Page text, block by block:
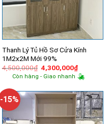
Thanh Lý Tủ Hồ Sơ Cửa Kính
1M2x2M Mới 99%
4,500,000₫ Giá
gốc
là:
4,300,000₫Giá
hiện
tại
Còn hàng - Giao nhanh
-15%